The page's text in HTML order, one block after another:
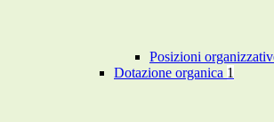
Posizioni
Dotazione organica 1